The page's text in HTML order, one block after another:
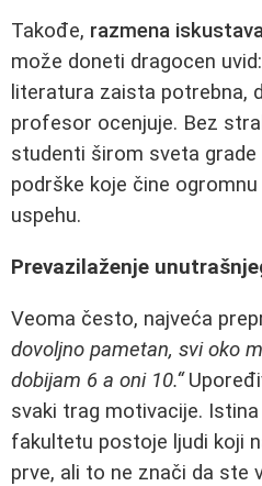
Takođe, razmena
može doneti dragocen
literatura zaista potrebna,
profesor ocenjuje. Bez
studenti širom sveta
podrške koje čine
uspehu.
Prevazilaženje
Veoma često, najveća
dovoljno pametan, svi oko
dobijam 6 a oni 10.“
svaki trag motivacije.
fakultetu postoje ljudi koji
prve, ali to ne znači da ste